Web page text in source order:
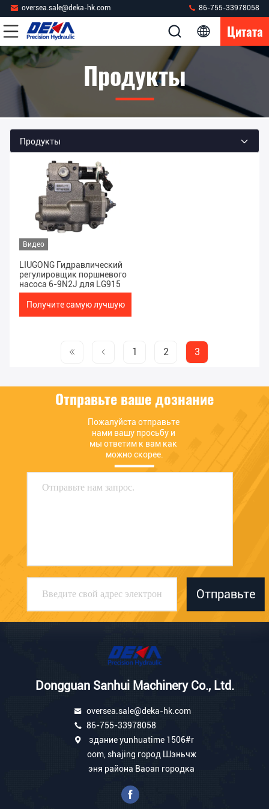
oversea.sale@deka-hk.com 86-755-33978058
Цитата
Продукты
Продукты
Видео
LIUGONG Гидравлический
регулировщик поршневого
насоса 6-9N2J для LG915
Получите самую лучшую
1 2 3
Отправьте ваше дознание
Пожалуйста отправьте
нами вашу просьбу и
мы ответим к вам как
можно скорее.
Отправьте
Dongguan Sanhui Machinery Co., Ltd.
oversea.sale@deka-hk.com
86-755-33978058
здание yunhuatime 1506#r
oom, shajing город Шэньчж
эня района Baoan городка